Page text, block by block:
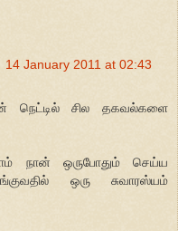
14 January 2011 at 02:43
நெட்டில் சில தகவல்களை
நான் ஒருபோதும் செய்ய
ஒரு சுவாரஸ்யம்